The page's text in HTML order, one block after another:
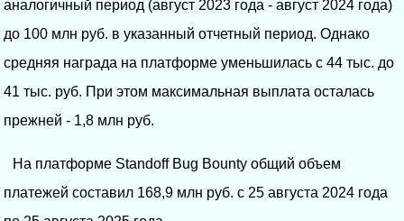
аналогичный период (август 2023 года - август 2024 года)
до 100 млн руб. в указанный отчетный период. Однако
средняя награда на платформе уменьшилась с 44 тыс. до
41 тыс. руб. При этом максимальная выплата осталась
прежней - 1,8 млн руб.
На платформе Standoff Bug Bounty общий объем
платежей составил 168,9 млн руб. с 25 августа 2024 года